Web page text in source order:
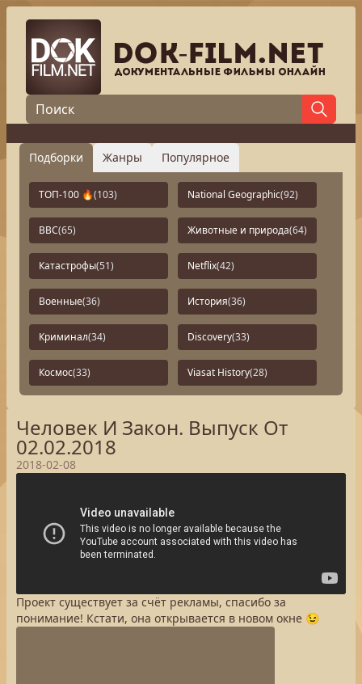
Подборки Жанры Популярное
ТОП-100 🔥(103) National Geographic(92)
BBC(65) Животные и природа(64)
Катастрофы(51) Netflix(42)
Военные(36) История(36)
Криминал(34) Discovery(33)
Космос(33) Viasat History(28)
Человек И Закон. Выпуск От
02.02.2018
2018-02-08
Проект существует за счёт рекламы, спасибо за
понимание! Кстати, она открывается в новом окне 😉